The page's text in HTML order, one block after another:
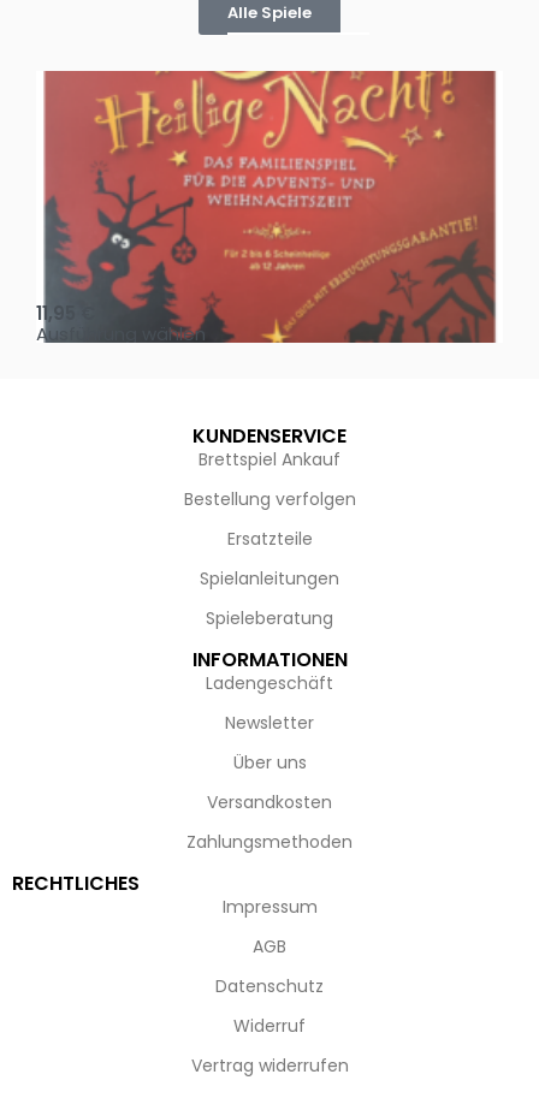
Alle Spiele
Oh, heilige Nacht!
11,95
Ausführung wählen
KUNDENSERVICE
Brettspiel Ankauf
Bestellung verfolgen
Ersatzteile
Spielanleitungen
Spieleberatung
INFORMATIONEN
Ladengeschäft
Newsletter
Über uns
Versandkosten
Zahlungsmethoden
RECHTLICHES
Impressum
AGB
Datenschutz
Widerruf
Vertrag widerrufen